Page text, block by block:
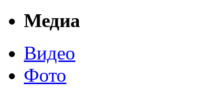
Медиа
Видео
Фото